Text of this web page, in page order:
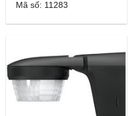
Mã số: 11283